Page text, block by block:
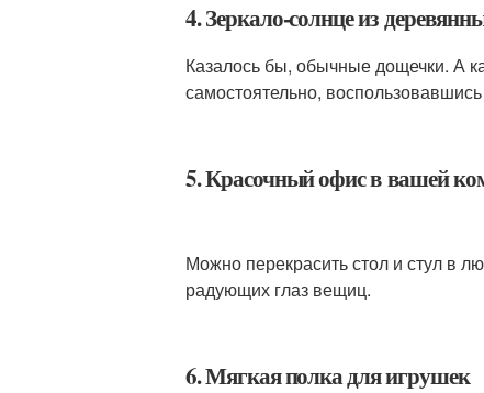
4. Зеркало-солнце из
Казалось бы, обычные дощечки. А
самостоятельно,
5. Красочный офис в вашей
Можно перекрасить стол и стул в
радующих глаз вещиц.
6. Мягкая полка для игрушек